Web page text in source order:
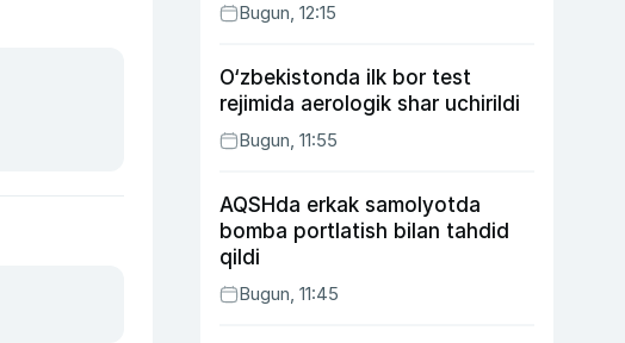
Bugun, 12:15
O‘zbekistonda ilk bor test
rejimida aerologik shar uchirildi
Bugun, 11:55
AQSHda erkak samolyotda
bomba portlatish bilan tahdid
qildi
Bugun, 11:45